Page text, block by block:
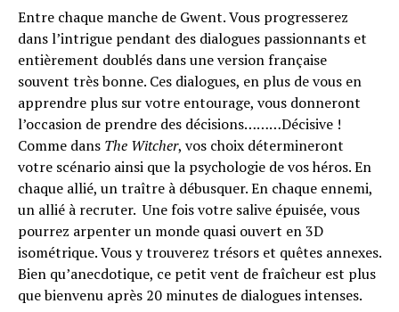
Entre chaque manche de Gwent. Vous progresserez
dans l’intrigue pendant des dialogues passionnants et
entièrement doublés dans une version française
souvent très bonne. Ces dialogues, en plus de vous en
apprendre plus sur votre entourage, vous donneront
l’occasion de prendre des décisions………Décisive !
Comme dans The Witcher, vos choix détermineront
votre scénario ainsi que la psychologie de vos héros. En
chaque allié, un traître à débusquer. En chaque ennemi,
un allié à recruter. Une fois votre salive épuisée, vous
pourrez arpenter un monde quasi ouvert en 3D
isométrique. Vous y trouverez trésors et quêtes annexes.
Bien qu’anecdotique, ce petit vent de fraîcheur est plus
que bienvenu après 20 minutes de dialogues intenses.